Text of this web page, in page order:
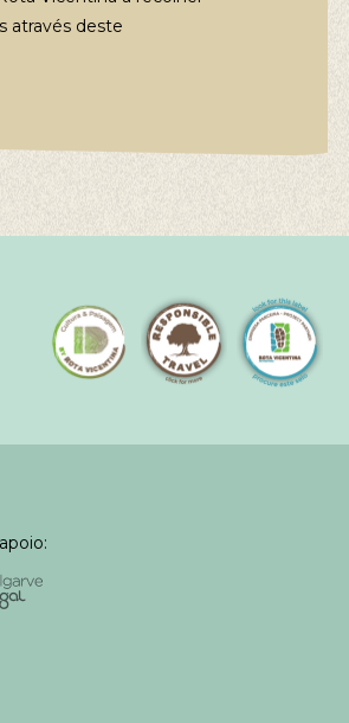
através deste